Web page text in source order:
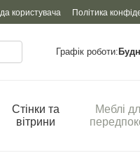
користувача Політика
Графік роботи:
Стінки та
вітрини
Меблі